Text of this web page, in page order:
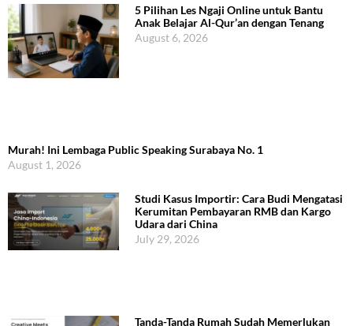
5 Pilihan Les Ngaji Online untuk Bantu
Anak Belajar Al-Qur’an dengan Tenang
August 6, 2026
Murah! Ini Lembaga Public Speaking Surabaya No. 1
August 1, 2026
Studi Kasus Importir: Cara Budi Mengatasi
Kerumitan Pembayaran RMB dan Kargo
Udara dari China
July 29, 2026
Tanda-Tanda Rumah Sudah Memerlukan